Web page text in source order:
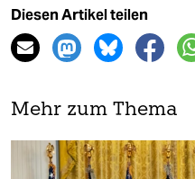
Diesen Artikel teilen
Mehr zum Thema